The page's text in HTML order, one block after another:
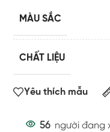
MÀU SẮC
CHẤT LIỆU
Yêu thích mẫu
56 người đang